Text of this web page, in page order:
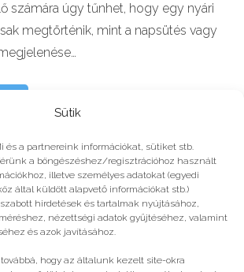
Sütik
és a partnereink információkat, sütiket stb.
a böngészéshez/regisztrációhoz használt
illetve személyes adatokat (egyedi
által küldött alapvető információkat stb.)
hirdetések és tartalmak nyújtásához,
nézettségi adatok gyűjtéséhez, valamint
és azok javításához.
hogy az általunk kezelt site-okra
számára úgy tűnhet, hogy egy nyári
megtörténik, mint a napsütés vagy
,kornyezetvedelem,öko,ökotudatos